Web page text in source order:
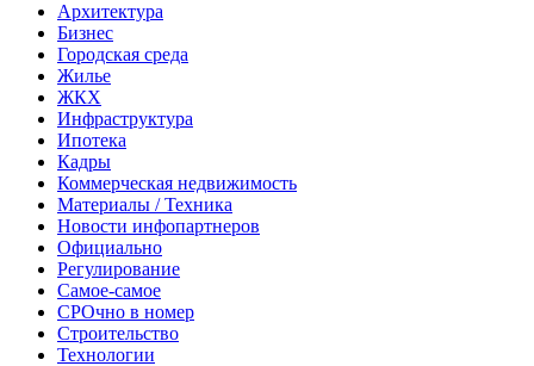
Архитектура
Бизнес
Городская среда
Жилье
ЖКХ
Инфраструктура
Ипотека
Кадры
Коммерческая недвижимость
Материалы / Техника
Новости инфопартнеров
Официально
Регулирование
Самое-самое
СРОчно в номер
Строительство
Технологии